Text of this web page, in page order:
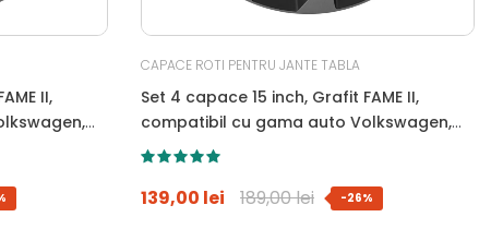
II,
CAPACE ROTI PENTRU JANTE TABLA
Set 4 capace 15 inch, Grafit FAME II,
compatibil cu gama auto Volkswagen,
bi-color, Sigla Albastra
139,00 lei 189,00 lei -26%